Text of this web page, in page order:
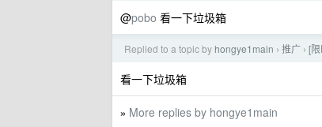
@pobo 看一下垃圾箱
Replied to a topic by hongye1main › 推广 › [
看一下垃圾箱
» More replies by hongye1main